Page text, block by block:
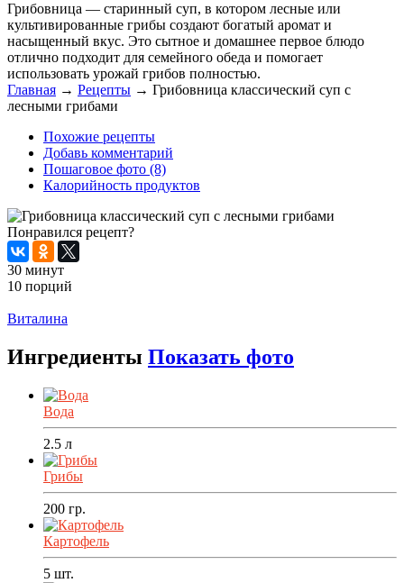
Грибовница — старинный суп, в котором лесные или
культивированные грибы создают богатый аромат и
насыщенный вкус. Это сытное и домашнее первое блюдо
отлично подходит для семейного обеда и помогает
использовать урожай грибов полностью.
Главная → Рецепты → Грибовница классический суп с
лесными грибами
Похожие рецепты
Добавь комментарий
Пошаговое фото (8)
Калорийность продуктов
Понравился рецепт?
30 минут
10 порций
Виталина
Ингредиенты Показать фото
Вода
2.5 л
Грибы
200 гр.
Картофель
5 шт.